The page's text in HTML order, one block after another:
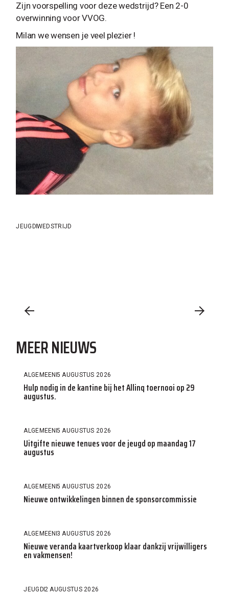
Zijn voorspelling voor deze wedstrijd? Een 2-0
overwinning voor VVOG.
Milan we wensen je veel plezier !
JEUGDWEDSTRIJD
MEER NIEUWS
ALGEMEEN5 AUGUSTUS 2026
Hulp nodig in de kantine bij het Allinq toernooi op 29
augustus.
ALGEMEEN5 AUGUSTUS 2026
Uitgifte nieuwe tenues voor de jeugd op maandag 17
augustus
ALGEMEEN5 AUGUSTUS 2026
Nieuwe ontwikkelingen binnen de sponsorcommissie
ALGEMEEN3 AUGUSTUS 2026
Nieuwe veranda kaartverkoop klaar dankzij vrijwilligers
en vakmensen!
JEUGD2 AUGUSTUS 2026